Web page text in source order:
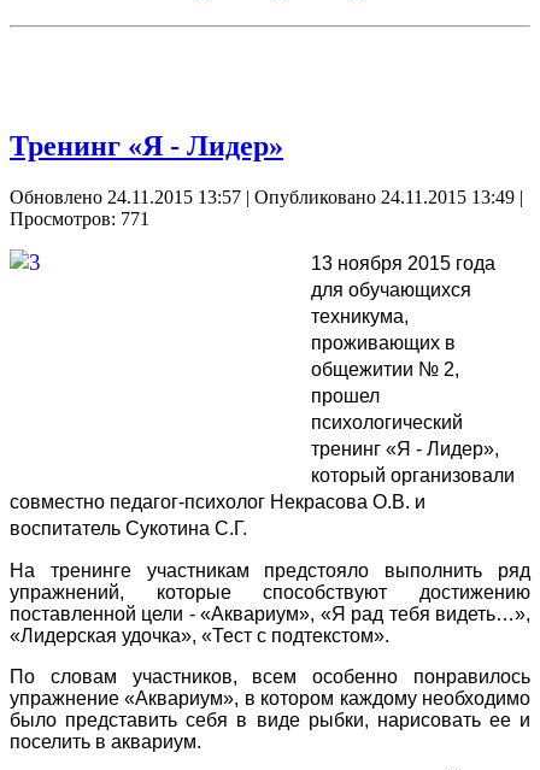
Тренинг «Я - Лидер»
Обновлено 24.11.2015 13:57 | Опубликовано 24.11.2015 13:49 |
Просмотров: 771
13 ноября 2015 года
для обучающихся
техникума,
проживающих в
общежитии № 2,
прошел
психологический
тренинг «Я - Лидер»,
который организовали
совместно педагог-психолог Некрасова О.В. и
воспитатель Сукотина С.Г.
На тренинге участникам предстояло выполнить ряд
упражнений, которые способствуют достижению
поставленной цели - «Аквариум», «Я рад тебя видеть…»,
«Лидерская удочка», «Тест с подтекстом».
По словам участников, всем особенно понравилось
упражнение «Аквариум», в котором каждому необходимо
было представить себя в виде рыбки, нарисовать ее и
поселить в аквариум.